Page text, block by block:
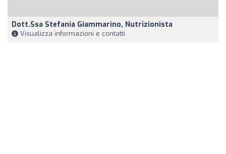
Dott.ssa Stefania Giammarino, Nutrizionista
Visualizza informazioni e contatti